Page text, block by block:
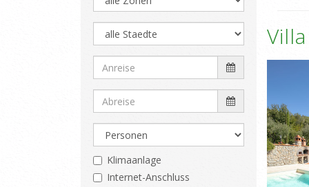
Klimaanlage
Internet-Anschluss